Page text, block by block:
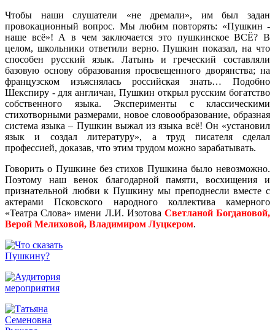
Чтобы наши слушатели «не дремали», им был задан
провокационный вопрос. Мы любим повторять: «Пушкин -
наше всё»! А в чем заключается это пушкинское ВСЁ? В
целом, школьники ответили верно. Пушкин показал, на что
способен русский язык. Латынь и греческий составляли
базовую основу образования просвещенного дворянства; на
французском изъяснялась российская знать… Подобно
Шекспиру - для англичан, Пушкин открыл русским богатство
собственного языка. Эксперименты с классическими
стихотворными размерами, новое словообразование, образная
система языка – Пушкин выжал из языка всё! Он «установил
язык и создал литературу», а труд писателя сделал
профессией, доказав, что этим трудом можно зарабатывать.
Говорить о Пушкине без стихов Пушкина было невозможно.
Поэтому наш венок благодарной памяти, восхищения и
признательной любви к Пушкину мы преподнесли вместе с
актерами Псковского народного коллектива камерного
«Театра Слова» имени Л.И. Изотова Светланой Богдановой,
Верой Мелиховой, Владимиром Луцкером.